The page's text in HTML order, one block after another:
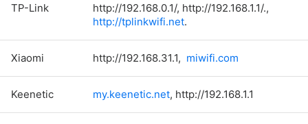
TP-Link
http://192.168.0.1/, http://192.168.1.1/.,
http://tplinkwifi.net.
Xiaomi http://192.168.31.1, miwifi.com
Keenetic my.keenetic.net, http://192.168.1.1